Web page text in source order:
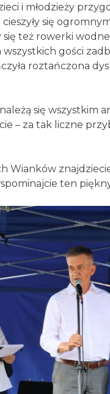
i młodzieży
się
się też rowerki
gości
roztańczona
się wszystkim
– za tak liczne
Wianków
ten